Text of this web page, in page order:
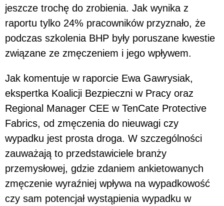
jeszcze trochę do zrobienia. Jak wynika z
raportu tylko 24% pracowników przyznało, że
podczas szkolenia BHP były poruszane kwestie
związane ze zmęczeniem i jego wpływem.
Jak komentuje w raporcie Ewa Gawrysiak,
ekspertka Koalicji Bezpieczni w Pracy oraz
Regional Manager CEE w TenCate Protective
Fabrics, od zmęczenia do nieuwagi czy
wypadku jest prosta droga. W szczególności
zauważają to przedstawiciele branży
przemysłowej, gdzie zdaniem ankietowanych
zmęczenie wyraźniej wpływa na wypadkowość
czy sam potencjał wystąpienia wypadku w